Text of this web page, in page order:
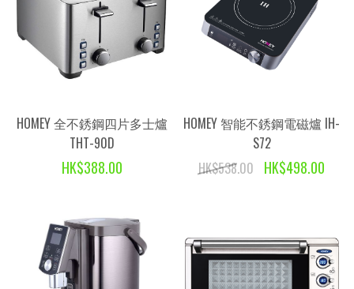
HOMEY 全不銹鋼四片多士爐
THT-90D
HK$388.00
HOMEY 智能不銹鋼電磁爐 IH-
S72
HK$538.00
HK$498.00